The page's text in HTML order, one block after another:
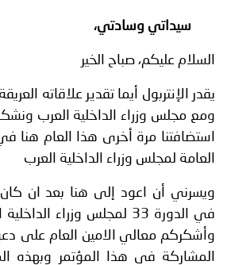
سيداتي وسادتي،
السلام عليكم، صباح الخير
يقدر الإنتربول أيما تقدير علاقاته
ومع مجلس وزراء الداخلية العرب
استضافتنا مرة أخرى هذا العام هنا
العامة لمجلس وزراء الداخلية العرب
ويسرني أن اعود إلى هنا بعد ان
في الدورة 33 لمجلس وزراء
وأشكركم معالي الامين العام على
المشاركة في هذا المؤتمر وبهذه